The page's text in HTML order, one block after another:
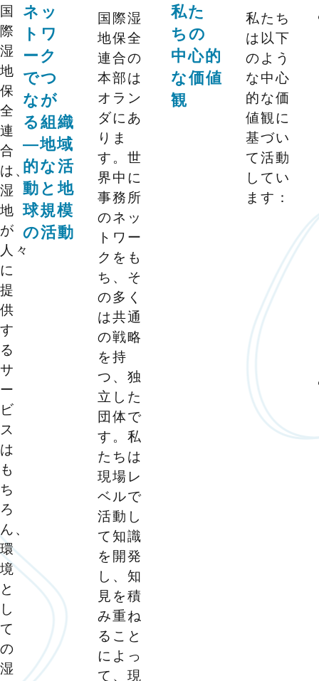
国
際
湿
地
保
全
連
合
は、
湿
地
が
人々
に
提
供
す
る
サ
ー
ビ
ス
は
も
ち
ろ
ん、
環
境
と
し
て
の
湿
ネッ
トワ
ーク
でつ
なが
る組織
―地域
的な活
動と地
球規模
の活動
国際湿
地保全
連合の
本部は
オラン
ダにあ
りま
す。世
界中に
事務所
のネッ
トワー
クをも
ち、そ
の多く
は共通
の戦略
を持
つ、独
立した
団体で
す。私
たちは
現場レ
ベルで
活動し
て知識
を開発
し、知
見を積
み重ね
ること
によっ
て、現
私た
ちの
中心的
な価値
観
私たち
は以下
のよう
な中心
的な価
値観に
基づい
て活動
してい
ます：